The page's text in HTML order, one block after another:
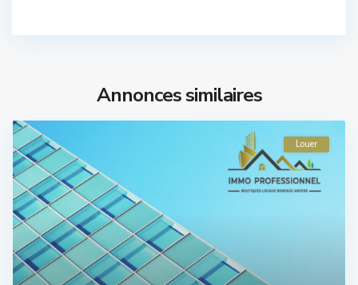
Annonces similaires
Louer